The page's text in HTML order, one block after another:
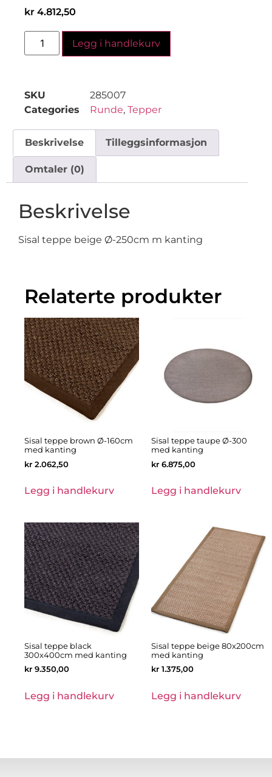
kr 4.812,50
Legg i handlekurv
SKU
285007
Categories
Runde, Tepper
Beskrivelse Tilleggsinformasjon
Omtaler (0)
Beskrivelse
Sisal teppe beige Ø-250cm m kanting
Relaterte produkter
Sisal teppe brown Ø-160cm
med kanting
kr 2.062,50
Legg i handlekurv
Sisal teppe taupe Ø-300
med kanting
kr 6.875,00
Legg i handlekurv
Sisal teppe black
300x400cm med kanting
kr 9.350,00
Legg i handlekurv
Sisal teppe beige 80x200cm
med kanting
kr 1.375,00
Legg i handlekurv